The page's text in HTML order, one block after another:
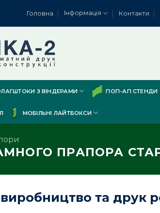
Головна Інформація Контакти
З ВІНДЕРАМИ ПОП-АП СТЕНДИ
МОБІЛЬНІ ЛАЙТБОКСИ
ПРАПОРА
та друк